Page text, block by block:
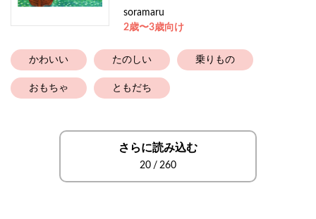
soramaru
2歳〜3歳向け
かわいい たのしい 乗りもの
おもちゃ ともだち
さらに読み込む
20 / 260